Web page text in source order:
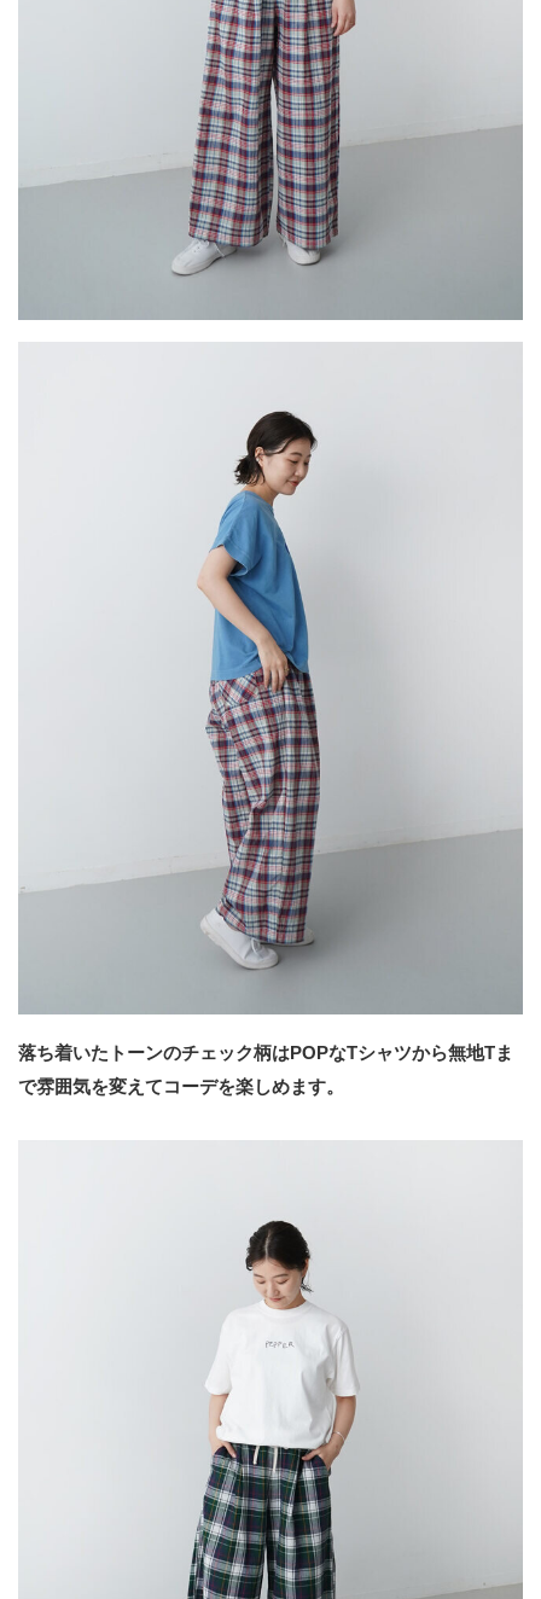
落ち着いたトーンのチェック柄はPOPなTシャツから無地Tま
で雰囲気を変えてコーデを楽しめます。